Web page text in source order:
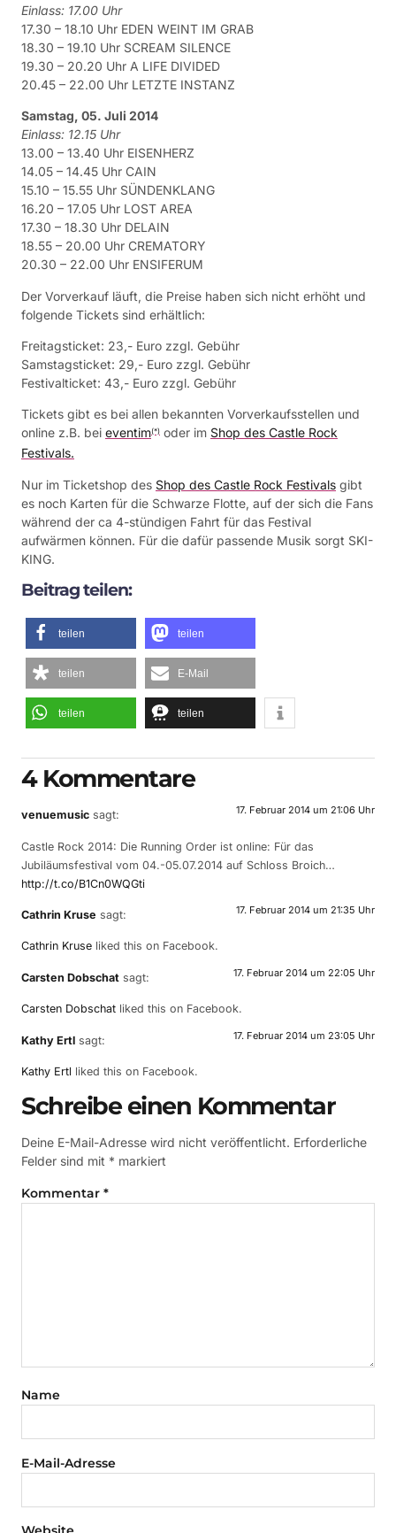
Einlass: 17.00 Uhr
17.30 – 18.10 Uhr EDEN WEINT IM GRAB
18.30 – 19.10 Uhr SCREAM SILENCE
19.30 – 20.20 Uhr A LIFE DIVIDED
20.45 – 22.00 Uhr LETZTE INSTANZ
Samstag, 05. Juli 2014
Einlass: 12.15 Uhr
13.00 – 13.40 Uhr EISENHERZ
14.05 – 14.45 Uhr CAIN
15.10 – 15.55 Uhr SÜNDENKLANG
16.20 – 17.05 Uhr LOST AREA
17.30 – 18.30 Uhr DELAIN
18.55 – 20.00 Uhr CREMATORY
20.30 – 22.00 Uhr ENSIFERUM
Der Vorverkauf läuft, die Preise haben sich nicht erhöht und
folgende Tickets sind erhältlich:
Freitagsticket: 23,- Euro zzgl. Gebühr
Samstagsticket: 29,- Euro zzgl. Gebühr
Festivalticket: 43,- Euro zzgl. Gebühr
Tickets gibt es bei allen bekannten Vorverkaufsstellen und
online z.B. bei eventim(*) oder im Shop des Castle Rock
Festivals.
Nur im Ticketshop des Shop des Castle Rock Festivals gibt
es noch Karten für die Schwarze Flotte, auf der sich die Fans
während der ca 4-stündigen Fahrt für das Festival
aufwärmen können. Für die dafür passende Musik sorgt SKI-
KING.
Beitrag teilen:
teilen teilen
teilen E-Mail
teilen teilen
4 Kommentare
venuemusic sagt: 17. Februar 2014 um 21:06 Uhr
Castle Rock 2014: Die Running Order ist online: Für das
Jubiläumsfestival vom 04.-05.07.2014 auf Schloss Broich…
http://t.co/B1Cn0WQGti
Cathrin Kruse sagt: 17. Februar 2014 um 21:35 Uhr
Cathrin Kruse liked this on Facebook.
Carsten Dobschat sagt: 17. Februar 2014 um 22:05 Uhr
Carsten Dobschat liked this on Facebook.
Kathy Ertl sagt: 17. Februar 2014 um 23:05 Uhr
Kathy Ertl liked this on Facebook.
Schreibe einen Kommentar
Deine E-Mail-Adresse wird nicht veröffentlicht. Erforderliche
Felder sind mit * markiert
Kommentar *
Name
E-Mail-Adresse